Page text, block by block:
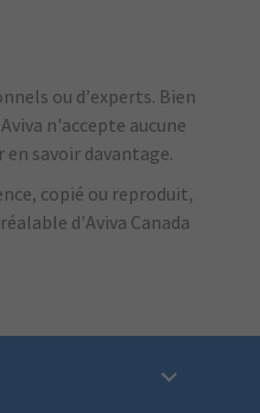
ou d’experts. Bien
Aviva n'accepte aucune
savoir davantage.
copié ou reproduit,
d’Aviva Canada